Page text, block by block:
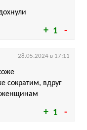
1
1
сократим, вдруг
женщинам
28.05.2024 в 17:11